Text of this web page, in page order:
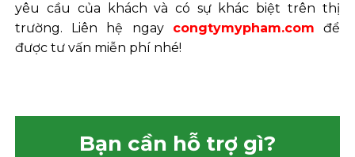
yêu cầu của khách và có sự khác biệt trên thị
trường. Liên hệ ngay congtymypham.com để
được tư vấn miễn phí nhé!
Bạn cần hỗ trợ gì?